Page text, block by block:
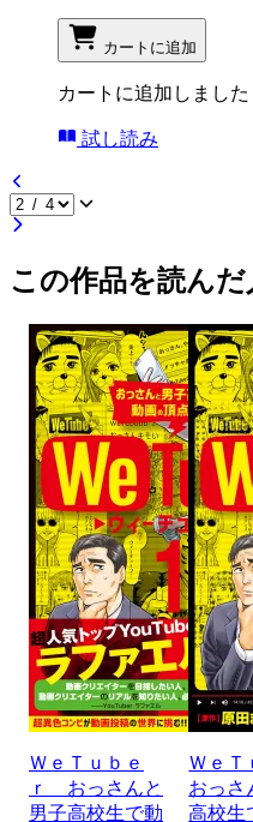
カートに追加
カートに追加しました
試し読み
この作品を読ん
ＷｅＴｕｂｅ
ｒ おっさんと
男子高校生で動
ＷｅＴ
おっさ
高校生